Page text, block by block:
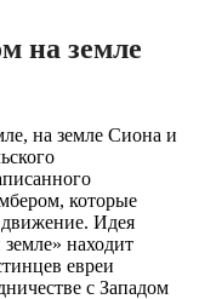
на земле
на земле Сиона и
которые
Идея
находит
евреи
с Западом